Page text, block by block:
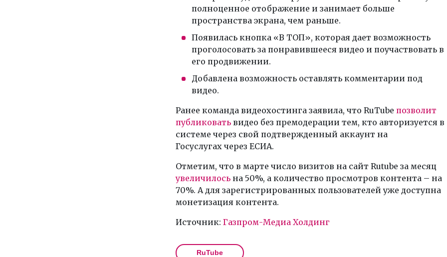
полноценное отображение и занимает больше
пространства экрана, чем раньше.
Появилась кнопка «В ТОП», которая дает возможность
проголосовать за понравившееся видео и поучаствовать в
его продвижении.
Добавлена возможность оставлять комментарии под
видео.
Ранее команда видеохостинга заявила, что RuTube позволит
публиковатьвидео без премодерации тем, кто авторизуется в
системе через свой подтвержденный аккаунт на
Госуслугах через ЕСИА.
Отметим, что в марте число визитов на сайт Rutube за месяц
увеличилосьна 50%, а количество просмотров контента – на
70%. А для зарегистрированных пользователей уже доступна
монетизация контента.
Источник: Газпром-Медиа Холдинг
RuTube